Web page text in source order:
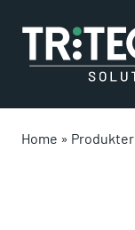
Home » Produkter